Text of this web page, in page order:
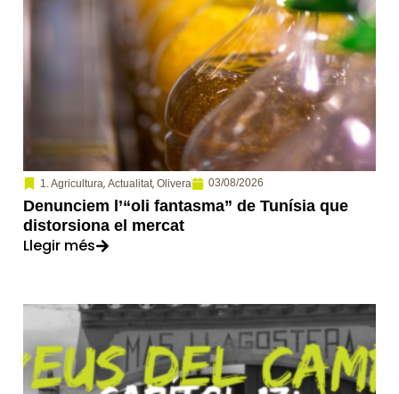
1. Agricultura, Actualitat, Olivera 03/08/2026
Denunciem l’“oli fantasma” de Tunísia que
distorsiona el mercat
Llegir més